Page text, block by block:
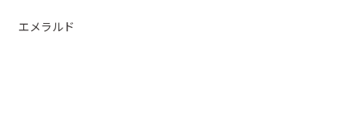
エメラルド